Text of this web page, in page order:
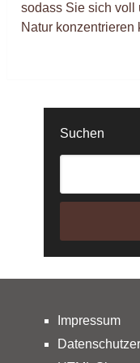
sodass Sie sich voll
Natur konzentrieren
Suchen
Impressum